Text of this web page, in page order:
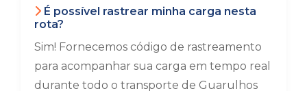
É possível rastrear minha carga nesta
rota?
Sim! Fornecemos código de rastreamento
para acompanhar sua carga em tempo real
durante todo o transporte de Guarulhos